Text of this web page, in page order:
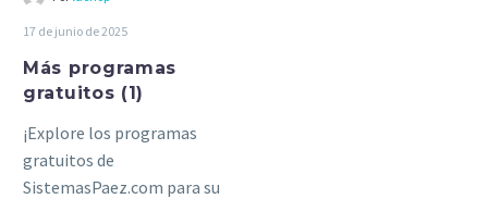
17 de junio de 2025
Más programas
gratuitos (1)
¡Explore los programas
gratuitos de
SistemasPaez.com para su